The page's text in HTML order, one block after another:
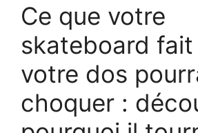
Ce que votre
skateboard
votre dos
choquer :